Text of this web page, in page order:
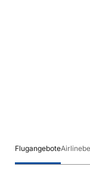
Flugangebote